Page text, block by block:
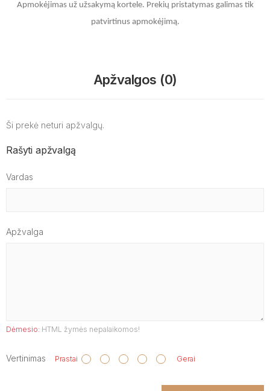
Apmokėjimas už užsakymą kortele. Prekių pristatymas galimas tik
patvirtinus apmokėjimą.
Apžvalgos (0)
Ši prekė neturi apžvalgų.
Rašyti apžvalgą
Vardas
Apžvalga
Dėmesio: HTML žymės nepalaikomos!
Vertinimas Prastai Gerai